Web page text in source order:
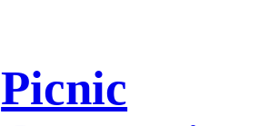
Picnic